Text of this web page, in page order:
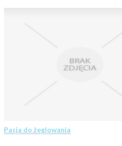
Pasja do żeglowania